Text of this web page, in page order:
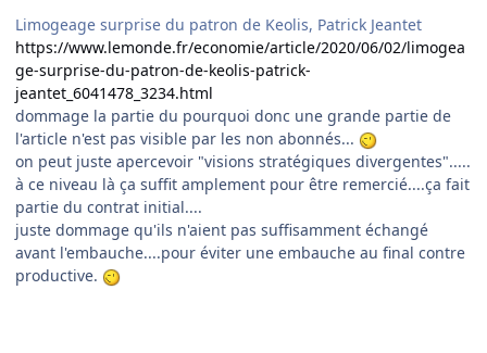
Limogeage surprise du patron de Keolis, Patrick Jeantet
https://www.lemonde.fr/economie/article/2020/06/02/limogea
ge-surprise-du-patron-de-keolis-patrick-
jeantet_6041478_3234.html
dommage la partie du pourquoi donc une grande partie de
l'article n'est pas visible par les non abonnés...
on peut juste apercevoir "visions stratégiques divergentes".....
à ce niveau là ça suffit amplement pour être remercié....ça fait
partie du contrat initial....
juste dommage qu'ils n'aient pas suffisamment échangé
avant l'embauche....pour éviter une embauche au final contre
productive.